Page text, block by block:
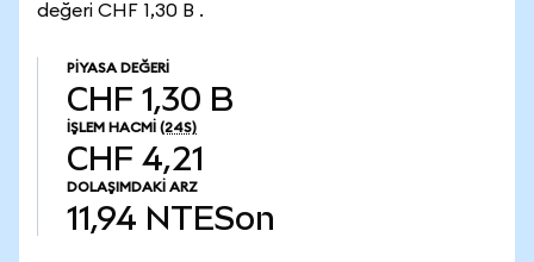
değeri CHF 1,30 B .
PIYASA DEĞERI
CHF 1,30 B
İŞLEM HACMI (24S)
CHF 4,21
DOLAŞIMDAKI ARZ
11,94 NTESon